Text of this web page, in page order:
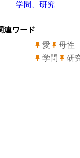
学問、研究
連ワード
愛
母性
学問
研